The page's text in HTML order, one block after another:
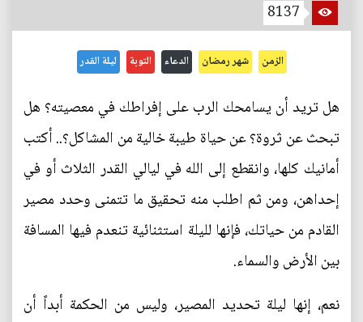
8137
الزمن شهر رمضان الدعاء التوبة ليلة القدر
هل تريد أن يسامحك الرب على إفراطك في معصيته؟ هل
تبحث عن ثروة؟ عن حياة طيبة خالية من المشاكل؟.. أكتب
أمانيك كلها، وانقطع إلى الله في ليالي القدر الثلاث أو في
إحداهن، ومن ثم اطلب منه تحقيق ما تتمنى وحدد مصير
القادم من حياتك، فإنها لليلة استثنائية تنعدم فيها المسافة
بين الأرض والسماء.
نعم، إنها ليلة تحديد المصير، وليس من الحكمة أبداً أن